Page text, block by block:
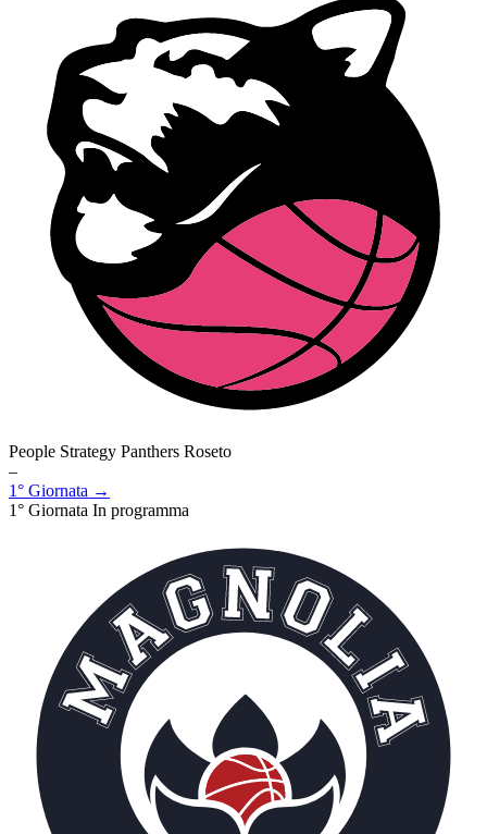
People Strategy Panthers Roseto
–
1° Giornata →
1° Giornata In programma